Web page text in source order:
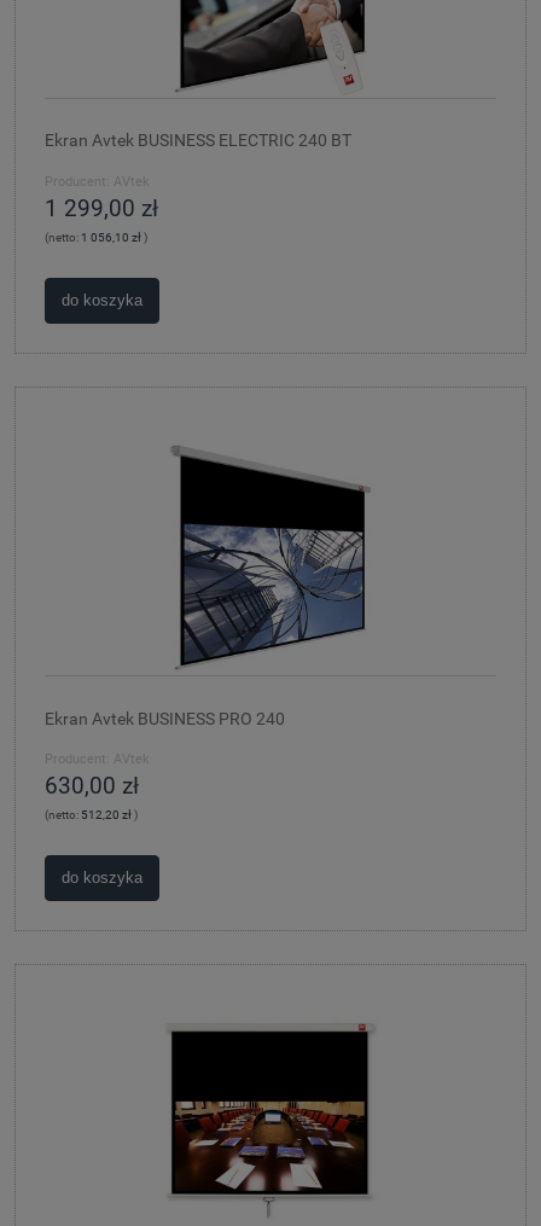
Ekran Avtek BUSINESS ELECTRIC 240 BT
Producent: AVtek
1 299,00 zł
(netto: 1 056,10 zł)
do koszyka
Ekran Avtek BUSINESS PRO 240
Producent: AVtek
630,00 zł
(netto: 512,20 zł)
do koszyka